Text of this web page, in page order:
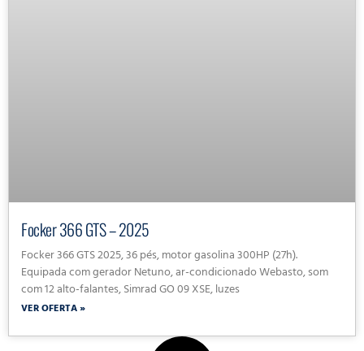
Focker 366 GTS – 2025
Focker 366 GTS 2025, 36 pés, motor gasolina 300HP (27h).
Equipada com gerador Netuno, ar-condicionado Webasto, som
com 12 alto-falantes, Simrad GO 09 XSE, luzes
VER OFERTA »